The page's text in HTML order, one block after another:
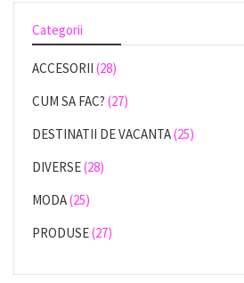
Categorii
ACCESORII (28)
CUM SA FAC? (27)
DESTINATII DE VACANTA(25)
DIVERSE(28)
MODA(25)
PRODUSE(27)